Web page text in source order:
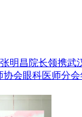
明昌院长领携武
会眼科医师分会